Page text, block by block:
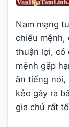
Nam mạng
chiếu mệnh,
thuận lợi, có
mệnh gặp
ăn tiếng nói,
kẻo gây ra
gia chủ rất